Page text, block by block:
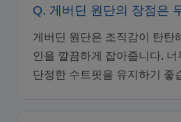
Q. 게버딘 원단의 장점은
게버딘 원단은 조직감이 탄탄
인을 깔끔하게 잡아줍니다.
단정한 수트핏을 유지하기 좋